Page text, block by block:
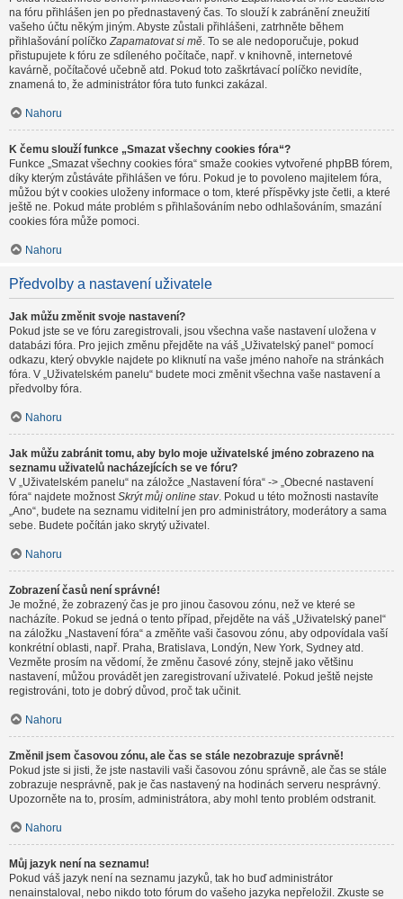
na fóru přihlášen jen po přednastavený čas. To slouží k zabránění zneužití
vašeho účtu někým jiným. Abyste zůstali přihlášeni, zatrhněte během
přihlašování políčkoZapamatovat si mě. To se ale nedoporučuje, pokud
přistupujete k fóru ze sdíleného počítače, např. v knihovně, internetové
kavárně, počítačové učebně atd. Pokud toto zaškrtávací políčko nevidíte,
znamená to, že administrátor fóra tuto funkci zakázal.
Nahoru
K čemu slouží funkce „Smazat všechny cookies fóra“?
Funkce „Smazat všechny cookies fóra“ smaže cookies vytvořené phpBB fórem,
díky kterým zůstáváte přihlášen ve fóru. Pokud je to povoleno majitelem fóra,
můžou být v cookies uloženy informace o tom, které příspěvky jste četli, a které
ještě ne. Pokud máte problém s přihlašováním nebo odhlašováním, smazání
cookies fóra může pomoci.
Nahoru
Předvolby a nastavení uživatele
Jak můžu změnit svoje nastavení?
Pokud jste se ve fóru zaregistrovali, jsou všechna vaše nastavení uložena v
databázi fóra. Pro jejich změnu přejděte na váš „Uživatelský panel“ pomocí
odkazu, který obvykle najdete po kliknutí na vaše jméno nahoře na stránkách
fóra. V „Uživatelském panelu“ budete moci změnit všechna vaše nastavení a
předvolby fóra.
Nahoru
Jak můžu zabránit tomu, aby bylo moje uživatelské jméno zobrazeno na
seznamu uživatelů nacházejících se ve fóru?
V „Uživatelském panelu“ na záložce „Nastavení fóra“ -> „Obecné nastavení
fóra“ najdete možnostSkrýt můj online stav. Pokud u této možnosti nastavíte
„Ano“, budete na seznamu viditelní jen pro administrátory, moderátory a sama
sebe. Budete počítán jako skrytý uživatel.
Nahoru
Zobrazení časů není správné!
Je možné, že zobrazený čas je pro jinou časovou zónu, než ve které se
nacházíte. Pokud se jedná o tento případ, přejděte na váš „Uživatelský panel“
na záložku „Nastavení fóra“ a změňte vaši časovou zónu, aby odpovídala vaší
konkrétní oblasti, např. Praha, Bratislava, Londýn, New York, Sydney atd.
Vezměte prosím na vědomí, že změnu časové zóny, stejně jako většinu
nastavení, můžou provádět jen zaregistrovaní uživatelé. Pokud ještě nejste
registrováni, toto je dobrý důvod, proč tak učinit.
Nahoru
Změnil jsem časovou zónu, ale čas se stále nezobrazuje správně!
Pokud jste si jisti, že jste nastavili vaši časovou zónu správně, ale čas se stále
zobrazuje nesprávně, pak je čas nastavený na hodinách serveru nesprávný.
Upozorněte na to, prosím, administrátora, aby mohl tento problém odstranit.
Nahoru
Můj jazyk není na seznamu!
Pokud váš jazyk není na seznamu jazyků, tak ho buď administrátor
nenainstaloval, nebo nikdo toto fórum do vašeho jazyka nepřeložil. Zkuste se